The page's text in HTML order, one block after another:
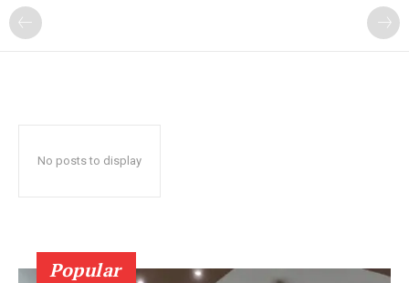
No posts to display
Popular